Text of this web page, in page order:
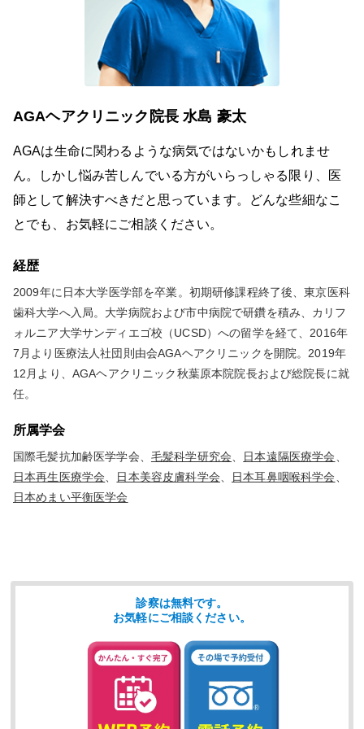
AGAヘアクリニック院長 水島 豪太
AGAは生命に関わるような病気ではないかもしれませ
ん。しかし悩み苦しんでいる方がいらっしゃる限り、医
師として解決すべきだと思っています。どんな些細なこ
とでも、お気軽にご相談ください。
経歴
2009年に日本大学医学部を卒業。初期研修課程終了後、東京医科
歯科大学へ入局。大学病院および市中病院で研鑽を積み、カリフ
ォルニア大学サンディエゴ校（UCSD）への留学を経て、2016年
7月より医療法人社団則由会AGAヘアクリニックを開院。2019年
12月より、AGAヘアクリニック秋葉原本院院長および総院長に就
任。
所属学会
国際毛髪抗加齢医学学会、 毛髪科学研究会 日本遠隔医療学会
日本再生医療学会
日本美容皮膚科学会 日本耳鼻咽喉科学会
日本めまい平衡医学会
診察は無料です。
お気軽にご相談ください。